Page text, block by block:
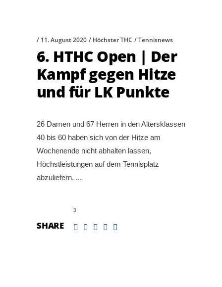
11. August 2020 Höchster THC Tennisnews
6. HTHC Open | Der
Kampf gegen Hitze
und für LK Punkte
26 Damen und 67 Herren in den Altersklassen
40 bis 60 haben sich von der Hitze am
Wochenende nicht abhalten lassen,
Höchstleistungen auf dem Tennisplatz
abzuliefern.
SHARE